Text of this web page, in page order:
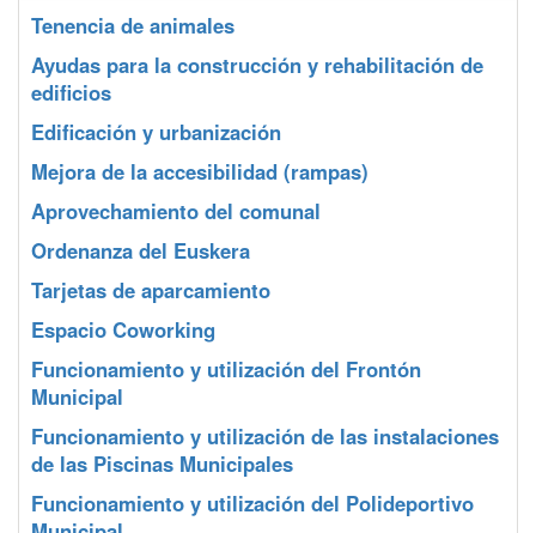
Tenencia de animales
Ayudas para la construcción y rehabilitación de
edificios
Edificación y urbanización
Mejora de la accesibilidad (rampas)
Aprovechamiento del comunal
Ordenanza del Euskera
Tarjetas de aparcamiento
Espacio Coworking
Funcionamiento y utilización del Frontón
Municipal
Funcionamiento y utilización de las instalaciones
de las Piscinas Municipales
Funcionamiento y utilización del Polideportivo